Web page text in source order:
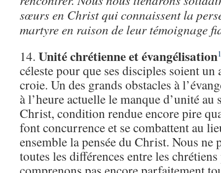
sœurs en Christ qui connaissent la
martyre en raison de leur témoignage
14. Unité chrétienne et évangélisation
céleste pour que ses disciples soient
croie. Un des grands obstacles à
à l’heure actuelle le manque d’unité au
Christ, condition rendue encore pire
font concurrence et se combattent au
ensemble la pensée du Christ. Nous ne
toutes les différences entre les